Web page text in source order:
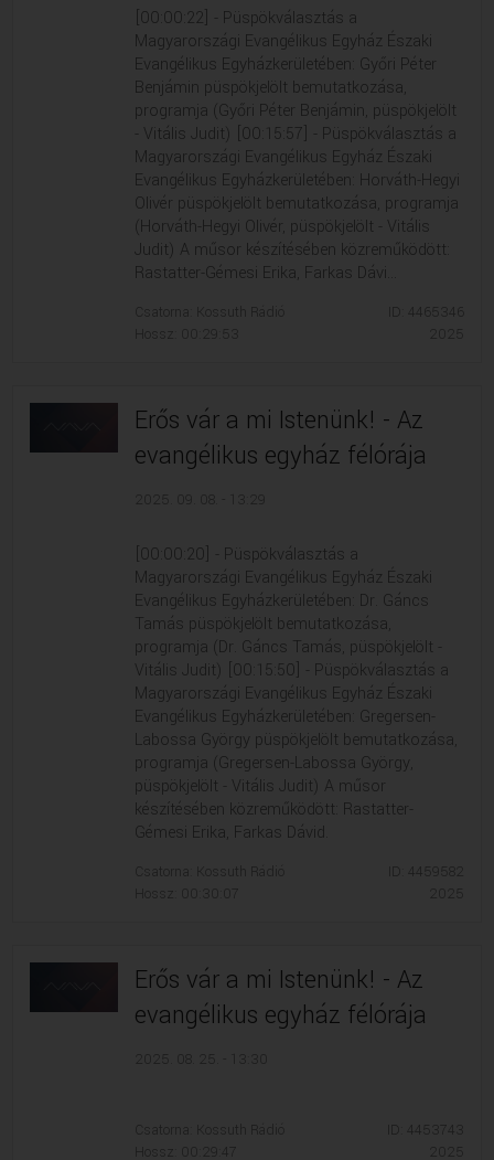
[00:00:22] - Püspökválasztás a
Magyarországi Evangélikus Egyház Északi
Evangélikus Egyházkerületében: Győri Péter
Benjámin püspökjelölt bemutatkozása,
programja (Győri Péter Benjámin, püspökjelölt
- Vitális Judit) [00:15:57] - Püspökválasztás a
Magyarországi Evangélikus Egyház Északi
Evangélikus Egyházkerületében: Horváth-Hegyi
Olivér püspökjelölt bemutatkozása, programja
(Horváth-Hegyi Olivér, püspökjelölt - Vitális
Judit) A műsor készítésében közreműködött:
Rastatter-Gémesi Erika, Farkas Dávi...
Csatorna: Kossuth Rádió
Hossz: 00:29:53
ID: 4465346
Erős vár a mi Istenünk! - Az
evangélikus egyház félórája
[00:00:20] - Püspökválasztás a
Magyarországi Evangélikus Egyház Északi
Evangélikus Egyházkerületében: Dr. Gáncs
Tamás püspökjelölt bemutatkozása,
programja (Dr. Gáncs Tamás, püspökjelölt -
Vitális Judit) [00:15:50] - Püspökválasztás a
Magyarországi Evangélikus Egyház Északi
Evangélikus Egyházkerületében: Gregersen-
Labossa György püspökjelölt bemutatkozása,
programja (Gregersen-Labossa György,
püspökjelölt - Vitális Judit) A műsor
készítésében közreműködött: Rastatter-
Gémesi Erika, Farkas Dávid.
Csatorna: Kossuth Rádió
Hossz: 00:30:07
ID: 4459582
Erős vár a mi Istenünk! - Az
evangélikus egyház félórája
Csatorna: Kossuth Rádió
Hossz: 00:29:47
ID: 4453743